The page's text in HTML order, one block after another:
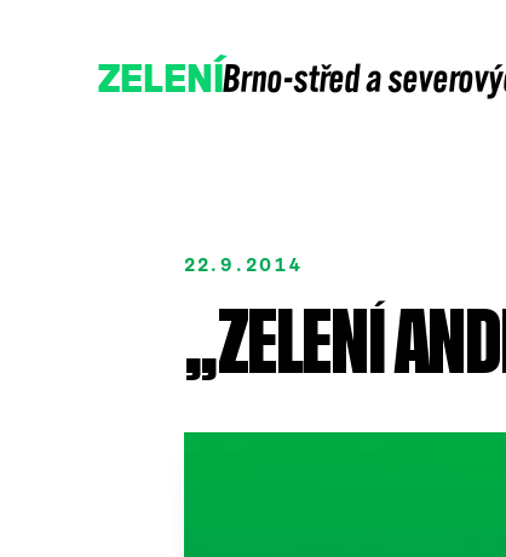
ZELENÍBrno-střed a
Přidejte se
22.9.2014
„ZELENÍ